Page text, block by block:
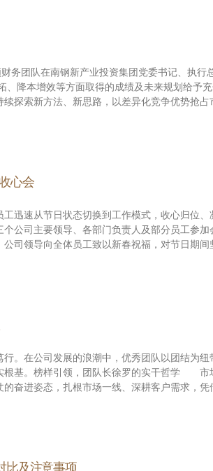
务团队在南钢新产业投资集团党委书记、执
、降本增效等方面取得的成绩及未来规划给予
探索新方法、新思路，以差异化竞争优势抢
心会
迅速从节日状态切换到工作模式，收心归位
公司主要领导、各部门负责人及部分员工参
司领导向全体员工致以新春祝福，对节日期
。在公司发展的浪潮中，优秀团队以团结为
根基。榜样引领，团队长徐罗的实干哲学 市
奋进姿态，扎根市场一线、深耕客户需求，
比及注意事项